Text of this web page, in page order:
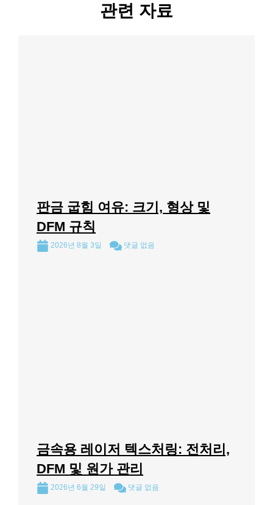
관련 자료
판금 굽힘 여유: 크기, 형상 및
DFM 규칙
2026년 8월 3일 댓글 없음
금속용 레이저 텍스처링: 전처리,
DFM 및 원가 관리
2026년 6월 29일 댓글 없음